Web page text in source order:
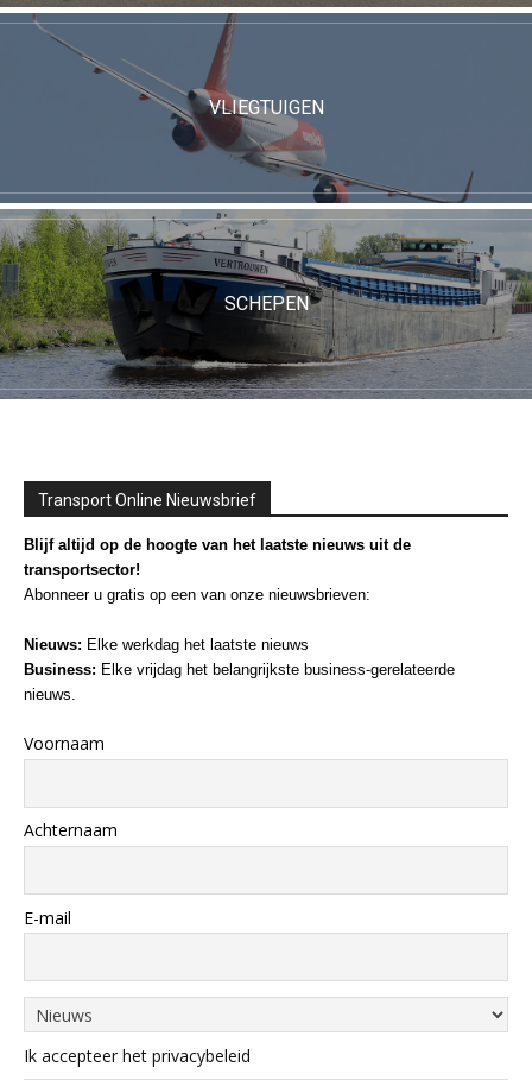
VLIEGTUIGEN
SCHEPEN
Transport Online Nieuwsbrief
Blijf altijd op de hoogte van het laatste nieuws uit de
transportsector!
Abonneer u gratis op een van onze nieuwsbrieven:
Nieuws: Elke werkdag het laatste nieuws
Business: Elke vrijdag het belangrijkste business-gerelateerde
nieuws.
Voornaam
Achternaam
E-mail
Ik accepteer het privacybeleid